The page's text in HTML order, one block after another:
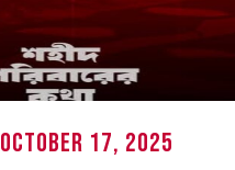
October 17, 2025